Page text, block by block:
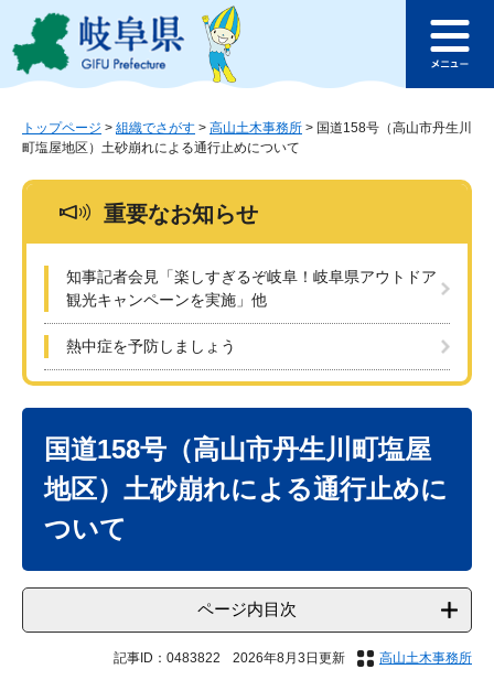
ジ
ュ
このページの本文へ
ュ
トップページ > 組織でさがす > 高山土木事務所 > 国道158号（高山市丹生川
町塩屋地区）土砂崩れによる通行止めについて
重要なお知らせ
知事記者会見「楽しすぎるぞ岐阜！岐阜県アウトドア
観光キャンペーンを実施」他
熱中症を予防しましょう
国道158号（高山市丹生川町塩屋
地区）土砂崩れによる通行止めに
ついて
ページ内目次
記事ID：0483822 2026年8月3日更新 高山土木事務所